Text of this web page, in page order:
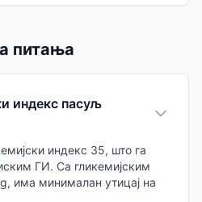
питања
индекс пасуљ
индекс 35, што га
ГИ. Са гликемијским
има минималан утицај на